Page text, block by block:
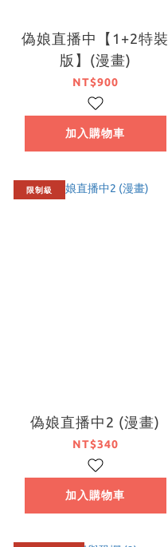
偽娘直播中【1+2特裝
版】(漫畫)
NT$900
加入購物車
限制級
偽娘直播中2 (漫畫)
NT$340
加入購物車